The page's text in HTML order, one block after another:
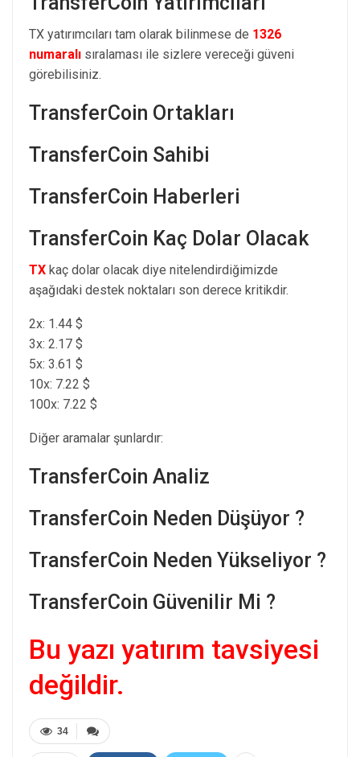
TX yatırımcıları tam olarak bilinmese de 1326
numaralı sıralaması ile sizlere vereceği güveni
görebilisiniz.
TransferCoin Ortakları
TransferCoin Sahibi
TransferCoin Haberleri
TransferCoin Kaç Dolar Olacak
TX kaç dolar olacak diye nitelendirdiğimizde
aşağıdaki destek noktaları son derece kritikdir.
2x: 1.44 $
3x: 2.17 $
5x: 3.61 $
10x: 7.22 $
100x: 7.22 $
Diğer aramalar şunlardır:
TransferCoin Analiz
TransferCoin Neden Düşüyor ?
TransferCoin Neden Yükseliyor ?
TransferCoin Güvenilir Mi ?
Bu yazı yatırım tavsiyesi
değildir.
34